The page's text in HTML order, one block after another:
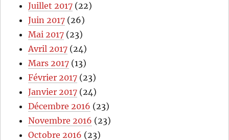
Juillet 2017 (22)
Juin 2017 (26)
Mai 2017 (23)
Avril 2017 (24)
Mars 2017 (13)
Février 2017 (23)
Janvier 2017 (24)
Décembre 2016 (23)
Novembre 2016 (23)
Octobre 2016 (23)